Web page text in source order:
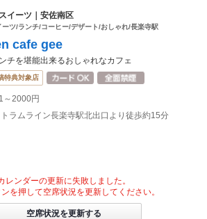
イーツ｜安佐南区
ーツ/ランチ/コーヒー/デザート/おしゃれ/長楽寺駅
cafe gee
チを堪能出来るおしゃれなカフェ
特典対象店
～2000円
ラムライン長楽寺駅北出口より徒歩約15分
レンダーの更新に失敗しました。
を押して空席状況を更新してください。
空席状況を更新する